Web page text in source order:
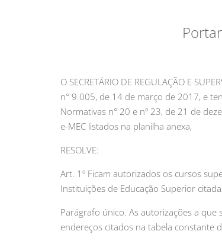
O SECRETÁRIO DE REGULAÇÃO E
n° 9.005, de 14 de março de 2017, e
Normativas n° 20 e nº 23, de 21 de
e-MEC listados na planilha anexa,
RESOLVE:
Art. 1º Ficam autorizados os cursos
Instituições de Educação Superior
Parágrafo único. As autorizações a
endereços citados na tabela constante